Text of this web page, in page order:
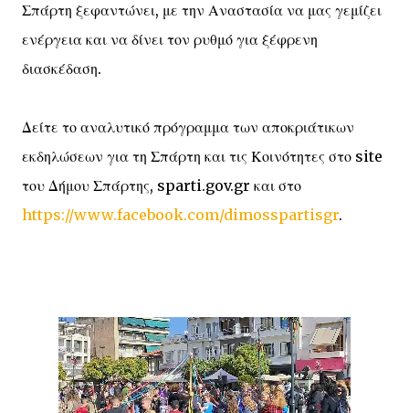
Σπάρτη ξεφαντώνει, με την Αναστασία να μας γεμίζει
ενέργεια και να δίνει τον ρυθμό για ξέφρενη
διασκέδαση.
Δείτε το αναλυτικό πρόγραμμα των αποκριάτικων
εκδηλώσεων για τη Σπάρτη και τις Κοινότητες στο site
του Δήμου Σπάρτης, sparti.gov.gr και στο
https://www.facebook.com/dimosspartisgr.